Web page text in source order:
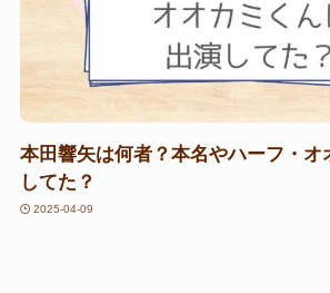
本田響矢は何者？本名やハーフ・オ
してた？
2025-04-09